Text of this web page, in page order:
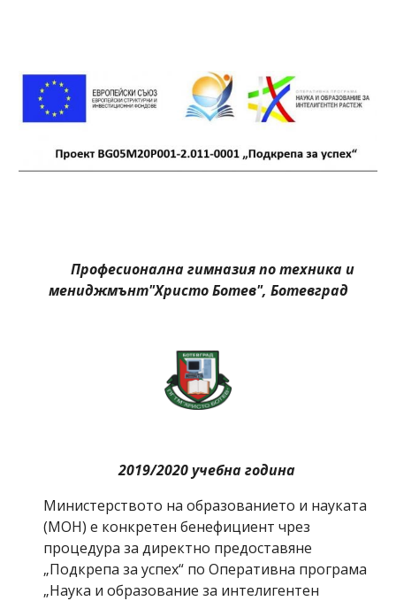
мениджмънт"Христо Ботев", Ботевград
2019/2020 учебна година
Министерството на образованието и науката
(МОН) e конкретен бенефициент чрез
процедура за директно предоставяне
„Подкрепа за успех“ по Оперативна програма
„Наука и образование за интелигентен